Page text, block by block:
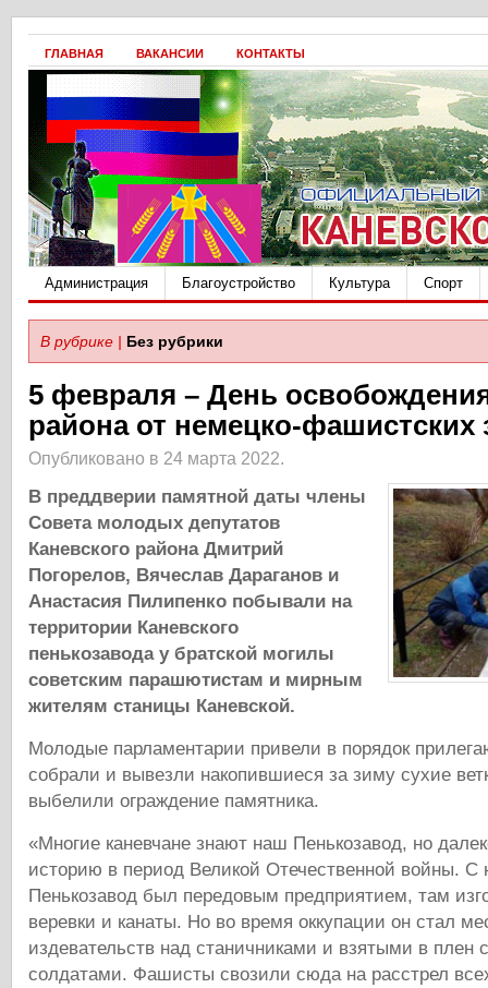
ГЛАВНАЯ ВАКАНСИИ КОНТАКТЫ
Администрация Благоустройство Культура Спорт
В рубрике | Без рубрики
5 февраля – День
района от немецко-фашистских
Опубликовано в 24 марта 2022.
В преддверии памятной даты члены
Совета молодых депутатов
Каневского района Дмитрий
Погорелов, Вячеслав Дараганов и
Анастасия Пилипенко побывали на
территории Каневского
пенькозавода у братской могилы
советским парашютистам и мирным
жителям станицы Каневской.
Молодые парламентарии привели в порядок
собрали и вывезли накопившиеся за зиму сухие
выбелили ограждение памятника.
«Многие каневчане знают наш Пенькозавод, но
историю в период Великой Отечественной войны. С
Пенькозавод был передовым предприятием, там
веревки и канаты. Но во время оккупации он стал
издевательств над станичниками и взятыми в плен
солдатами. Фашисты свозили сюда на расстрел